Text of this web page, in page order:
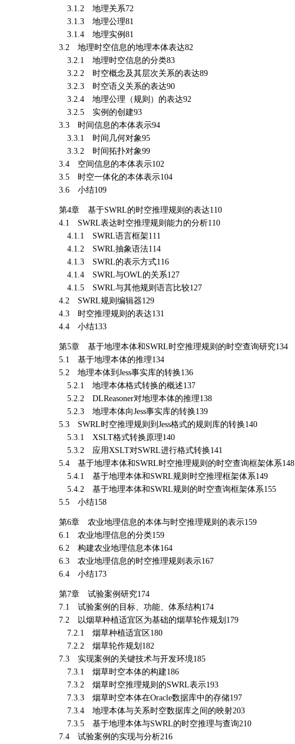
3.1.2 地理关系72
3.1.3 地理公理81
3.1.4 地理实例81
3.2 地理时空信息的地理本体表达82
3.2.1 地理时空信息的分类83
3.2.2 时空概念及其层次关系的表达89
3.2.3 时空语义关系的表达90
3.2.4 地理公理（规则）的表达92
3.2.5 实例的创建93
3.3 时间信息的本体表示94
3.3.1 时间几何对象95
3.3.2 时间拓扑对象99
3.4 空间信息的本体表示102
3.5 时空一体化的本体表示104
3.6 小结109
第4章 基于SWRL的时空推理规则的表达110
4.1 SWRL表达时空推理规则能力的分析110
4.1.1 SWRL语言框架111
4.1.2 SWRL抽象语法114
4.1.3 SWRL的表示方式116
4.1.4 SWRL与OWL的关系127
4.1.5 SWRL与其他规则语言比较127
4.2 SWRL规则编辑器129
4.3 时空推理规则的表达131
4.4 小结133
第5章 基于地理本体和SWRL时空推理规则的时空查询研究134
5.1 基于地理本体的推理134
5.2 地理本体到Jess事实库的转换136
5.2.1 地理本体格式转换的概述137
5.2.2 DLReasoner对地理本体的推理138
5.2.3 地理本体向Jess事实库的转换139
5.3 SWRL时空推理规则到Jess格式的规则库的转换140
5.3.1 XSLT格式转换原理140
5.3.2 应用XSLT对SWRL进行格式转换141
5.4 基于地理本体和SWRL时空推理规则的时空查询框架体系148
5.4.1 基于地理本体和SWRL规则时空推理框架体系149
5.4.2 基于地理本体和SWRL规则的时空查询框架体系155
5.5 小结158
第6章 农业地理信息的本体与时空推理规则的表示159
6.1 农业地理信息的分类159
6.2 构建农业地理信息本体164
6.3 农业地理信息的时空推理规则表示167
6.4 小结173
第7章 试验案例研究174
7.1 试验案例的目标、功能、体系结构174
7.2 以烟草种植适宜区为基础的烟草轮作规划179
7.2.1 烟草种植适宜区180
7.2.2 烟草轮作规划182
7.3 实现案例的关键技术与开发环境185
7.3.1 烟草时空本体的构建186
7.3.2 烟草时空推理规则的SWRL表示193
7.3.3 烟草时空本体在Oracle数据库中的存储197
7.3.4 地理本体与关系时空数据库之间的映射203
7.3.5 基于地理本体与SWRL的时空推理与查询210
7.4 试验案例的实现与分析216